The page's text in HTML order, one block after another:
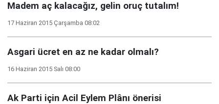
Madem aç kalacağız, gelin oruç tutalım!
17 Haziran 2015 Çarşamba 08:02
Asgari ücret en az ne kadar olmalı?
16 Haziran 2015 Salı 08:00
Ak Parti için Acil Eylem Plânı önerisi